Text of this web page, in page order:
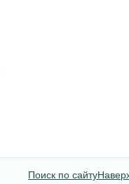
Поиск по сайту